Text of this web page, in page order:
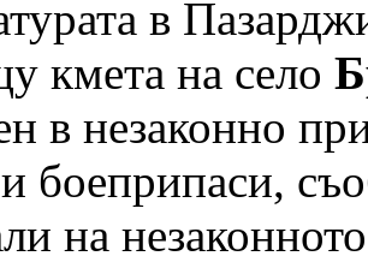
в
кмета на село
в незаконно
боеприпаси,
на